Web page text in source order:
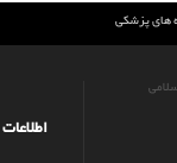
های پزشکی
اطلاعات